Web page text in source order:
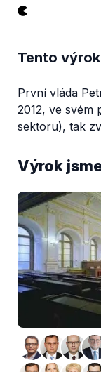
Tento
První vláda
2012, ve svém
sektoru), tak
Výrok